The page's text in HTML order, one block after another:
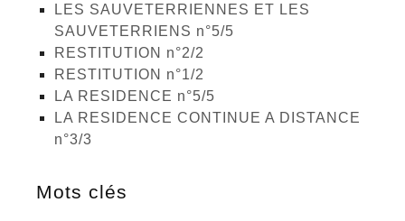
LES SAUVETERRIENNES ET LES
SAUVETERRIENS n°5/5
RESTITUTION n°2/2
RESTITUTION n°1/2
LA RESIDENCE n°5/5
LA RESIDENCE CONTINUE A DISTANCE
n°3/3
Mots clés